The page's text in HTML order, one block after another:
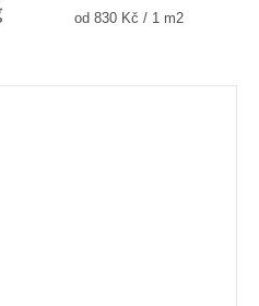
Měrná
od 830 Kč / 1 m2